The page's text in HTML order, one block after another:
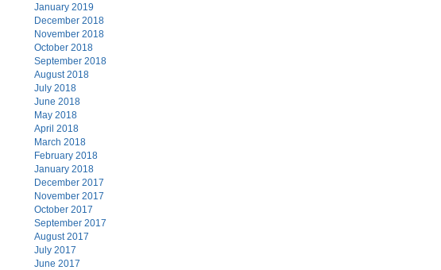
January 2019
December 2018
November 2018
October 2018
September 2018
August 2018
July 2018
June 2018
May 2018
April 2018
March 2018
February 2018
January 2018
December 2017
November 2017
October 2017
September 2017
August 2017
July 2017
June 2017